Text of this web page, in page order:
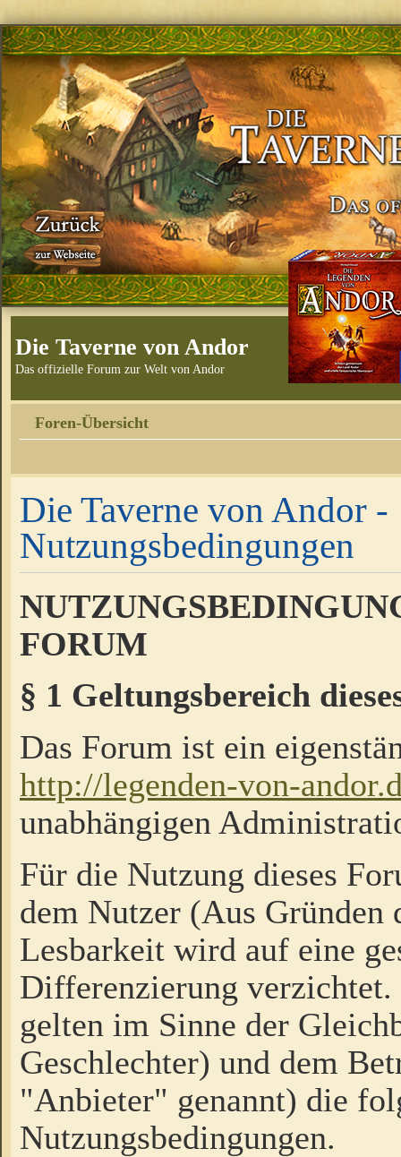
Die Taverne von Andor
Das offizielle Forum zur Welt von Andor
Foren-Übersicht
Die Taverne von Andor -
Nutzungsbedingungen
FORUM
§ 1 Geltungsbereich
Das Forum ist ein
http://legenden-von-
unabhängigen
Für die Nutzung dieses
dem Nutzer (Aus Gründen
Lesbarkeit wird auf eine
Differenzierung
gelten im Sinne der
Geschlechter) und dem
"Anbieter" genannt) die
Nutzungsbedingungen.